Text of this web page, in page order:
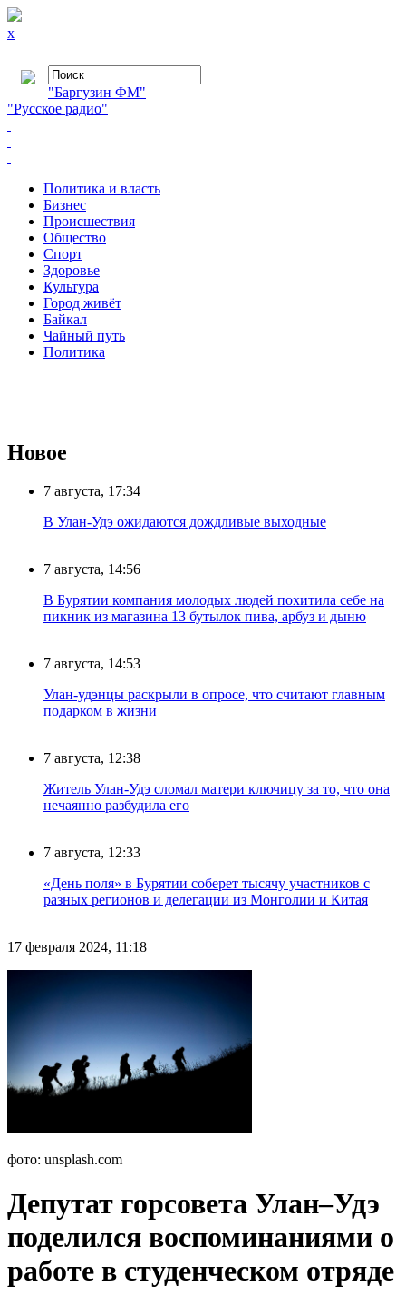
x
"Баргузин ФМ"
"Русское радио"
Политика и власть
Бизнес
Происшествия
Общество
Cпорт
Здоровье
Культура
Город живёт
Байкал
Чайный путь
Политика
Новое
7 августа, 17:34
В Улан-Удэ ожидаются дождливые выходные
7 августа, 14:56
В Бурятии компания молодых людей похитила себе на
пикник из магазина 13 бутылок пива, арбуз и дыню
7 августа, 14:53
Улан-удэнцы раскрыли в опросе, что считают главным
подарком в жизни
7 августа, 12:38
Житель Улан-Удэ сломал матери ключицу за то, что она
нечаянно разбудила его
7 августа, 12:33
«День поля» в Бурятии соберет тысячу участников с
разных регионов и делегации из Монголии и Китая
17 февраля 2024, 11:18
фото: unsplash.com
Депутат горсовета Улан–Удэ
поделился воспоминаниями о
работе в студенческом отряде